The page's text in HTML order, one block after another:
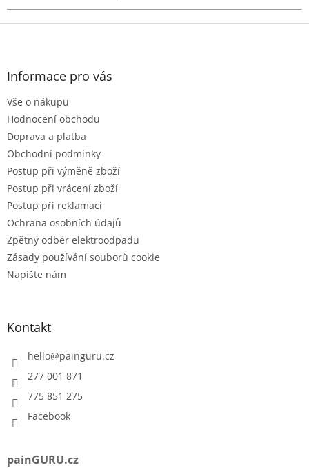
Z
Informace pro vás
Vše o nákupu
Hodnocení obchodu
Doprava a platba
Obchodní podmínky
Postup při výměně zboží
Postup při vrácení zboží
Postup při reklamaci
Ochrana osobních údajů
Zpětný odběr elektroodpadu
Zásady používání souborů cookie
Napište nám
Kontakt
hello@painguru.cz
277 001 871
775 851 275
Facebook
painGURU.cz